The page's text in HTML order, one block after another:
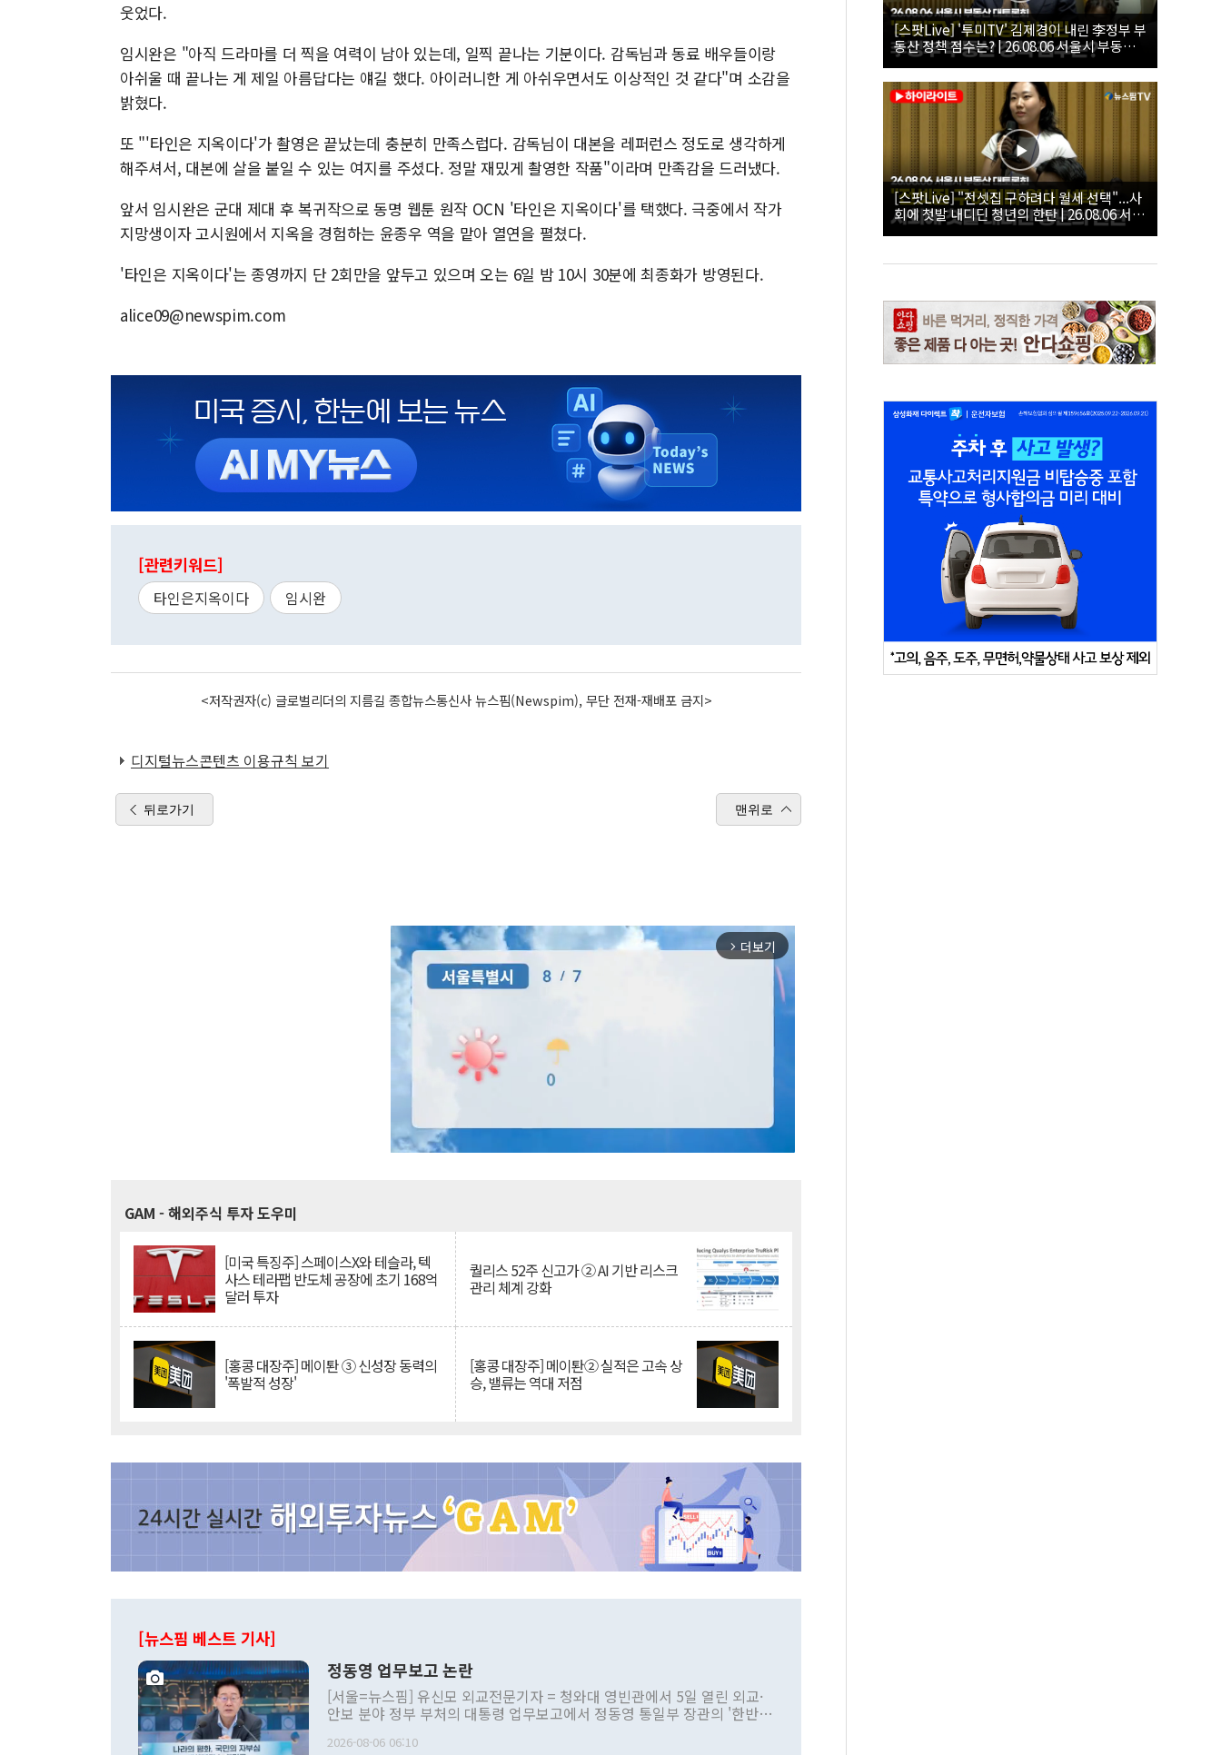
웃었다.
임시완은 "아직 드라마를 더 찍을 여력이 남아 있는데, 일찍 끝나는 기분이다. 감독님과 동료 배우들이랑
아쉬울 때 끝나는 게 제일 아름답다는 얘길 했다. 아이러니한 게 아쉬우면서도 이상적인 것 같다"며 소감을
밝혔다.
또 "'타인은 지옥이다'가 촬영은 끝났는데 충분히 만족스럽다. 감독님이 대본을 레퍼런스 정도로 생각하게
해주셔서, 대본에 살을 붙일 수 있는 여지를 주셨다. 정말 재밌게 촬영한 작품"이라며 만족감을 드러냈다.
앞서 임시완은 군대 제대 후 복귀작으로 동명 웹툰 원작 OCN '타인은 지옥이다'를 택했다. 극중에서 작가
지망생이자 고시원에서 지옥을 경험하는 윤종우 역을 맡아 열연을 펼쳤다.
'타인은 지옥이다'는 종영까지 단 2회만을 앞두고 있으며 오는 6일 밤 10시 30분에 최종화가 방영된다.
alice09@newspim.com
[관련키워드]
타인은지옥이다 임시완
<저작권자(c) 글로벌리더의 지름길 종합뉴스통신사 뉴스핌(Newspim), 무단 전재-재배포 금지>
디지털뉴스콘텐츠 이용규칙 보기
뒤로가기 맨위로
arrow_forward_ios 더보기
GAM - 해외주식 투자 도우미
[미국 특징주] 스페이스X와 테슬라, 텍
사스 테라팹 반도체 공장에 초기 168억
달러 투자
퀄리스 52주 신고가 ② AI 기반 리스크
관리 체계 강화
[홍콩 대장주] 메이퇀 ③ 신성장 동력의
'폭발적 성장'
[홍콩 대장주] 메이퇀② 실적은 고속 상
승, 밸류는 역대 저점
[뉴스핌 베스트 기사]
정동영 업무보고 논란
[서울=뉴스핌] 유신모 외교전문기자 = 청와대 영빈관에서 5일 열린 외교·
안보 분야 정부 부처의 대통령 업무보고에서 정동영 통일부 장관의 '한반도
발언 중에는 정부 내 조율을 거치지 않은 사안을 정책으로 추진하겠다고 공
2026-08-06 06:10
[스팟Live] '투미TV' 김제경이 내린 李정부 부
동산 정책 점수는? | 26.08.06 서울시 부동산
대토론회
[스팟Live] "전셋집 구하려다 월세 선택"...사
회에 첫발 내디딘 청년의 한탄 | 26.08.06 서울
시 부동산 대토론회